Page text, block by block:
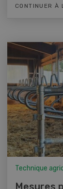
CONTINUER À
Technique
Mesures